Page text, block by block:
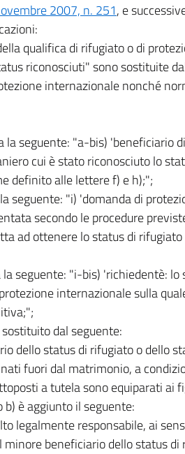
2007, n. 251, e
qualifica di rifugiato o di
riconosciuti" sono sostituite
internazionale nonché
la seguente: "a-bis) 'beneficiario
cui è stato riconosciuto lo
definito alle lettere f) e h);";
seguente: "i) 'domanda di
secondo le procedure
ad ottenere lo status di
seguente: "i-bis) 'richiedentè: lo
internazionale sulla
dal seguente:
dello status di rifugiato o dello
fuori dal matrimonio, a
a tutela sono equiparati ai
è aggiunto il seguente:
legalmente responsabile, ai
minore beneficiario dello status